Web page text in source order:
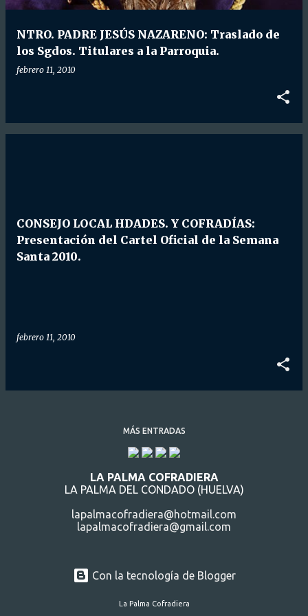
NTRO. PADRE JESÚS NAZARENO: Traslado de
los Sgdos. Titulares a la Parroquia.
febrero 11, 2010
CONSEJO LOCAL HDADES. Y COFRADÍAS:
Presentación del Cartel Oficial de la Semana
Santa 2010.
febrero 11, 2010
MÁS ENTRADAS
LA PALMA COFRADIERA
LA PALMA DEL CONDADO (HUELVA)
lapalmacofradiera@hotmail.com
lapalmacofradiera@gmail.com
Con la tecnología de Blogger
La Palma Cofradiera